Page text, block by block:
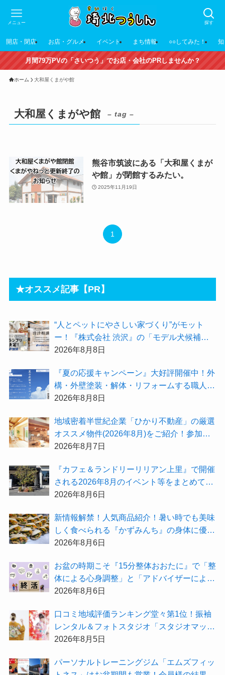
探す
メニュー
開店・閉店 お店・グルメ イベント まち情報 ○○してみた！
月間79万PVの「さいつう」でお店・会社のPRしませんか？
ホーム 大和屋くまがや館
大和屋くまがや館 – tag –
熊谷市筑波にある「大和屋くまが
や館」が閉館するみたい。
2025年11月19日
1
★オススメ記事【PR】
“人とペットにやさしい家づくり”がモット
ー！『株式会社 渋沢』の「モデル犬候補」
が選出されました★『テーマ別 住宅相談
2026年8月8日
『夏の応援キャンペーン』大好評開催中！外
構・外壁塗装・解体・リフォームする職人を
探すなら『街の職人さん.com』がオススメ
2026年8月8日
地域密着半世紀企業「ひかり不動産」の厳選
オススメ物件(2026年8月)をご紹介！参加費
無料『”木の家”新潟工場見学会』のご予約も
2026年8月7日
『カフェ＆ランドリーリリアン上里』で開催
される2026年8月のイベント等をまとめてご
紹介！
2026年8月6日
新情報解禁！人気商品紹介！暑い時でも美味
しく食べられる『かずみんち』の身体に優し
い天然酵母手作り減塩パンを召し上がれ♪
2026年8月6日
お盆の時期こそ『15分整体おおたに』で「整
体による心身調整」と「アドバイザーによる
身辺整理の準備」をしてみませんか？
2026年8月6日
⼝コミ地域評価ランキング堂々第1位！振袖
レンタル＆フォトスタジオ「スタジオマック
ス」がお得な『2026年8月限定キャンペー
2026年8月5日
パーソナルトレーニングジム「エムズフィッ